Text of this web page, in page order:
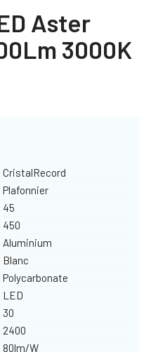
Aster
3000K
CristalRecord
Plafonnier
45
450
Aluminium
Blanc
Polycarbonate
LED
30
2400
80lm/W